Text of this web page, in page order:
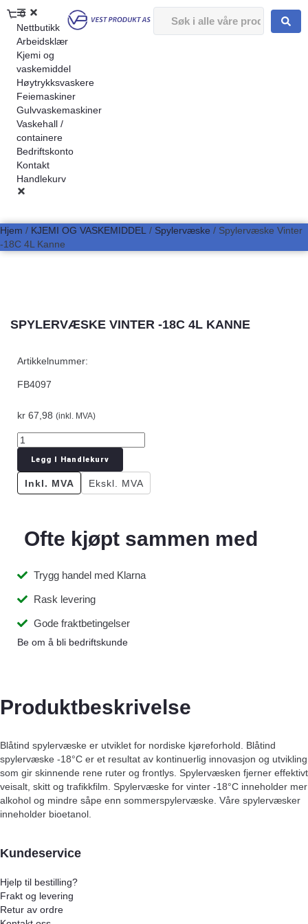
0
Nettbutikk
Arbeidsklær
Kjemi og
vaskemiddel
Høytrykksvaskere
Feiemaskiner
Gulvvaskemaskiner
Vaskehall /
containere
Bedriftskonto
Kontakt
Handlekurv
Hjem / KJEMI OG VASKEMIDDEL / Spylervæske / Spylervæske Vinter
-18C 4L Kanne
SPYLERVÆSKE VINTER -18C 4L KANNE
Artikkelnummer:
FB4097
kr 67,98 (inkl. MVA)
Legg I Handlekurv
Inkl. MVA Ekskl. MVA
Ofte kjøpt sammen med
Trygg handel med Klarna
Rask levering
Gode fraktbetingelser
Be om å bli bedriftskunde
Produktbeskrivelse
Blåtind spylervæske er utviklet for nordiske kjøreforhold. Blåtind
spylervæske -18°C er et resultat av kontinuerlig innovasjon og utvikling
som gir skinnende rene ruter og frontlys. Spylervæsken fjerner effektivt
veisalt, skitt og trafikkfilm. Spylervæske for vinter -18°C inneholder mer
alkohol og mindre såpe enn sommerspylervæske. Våre spylervæsker
inneholder bioetanol.
Kundeservice
Hjelp til bestilling?
Frakt og levering
Retur av ordre